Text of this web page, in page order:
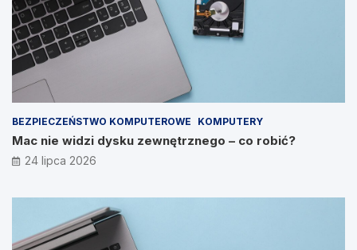
BEZPIECZEŃSTWO KOMPUTEROWE KOMPUTERY
Mac nie widzi dysku zewnętrznego – co robić?
24 lipca 2026